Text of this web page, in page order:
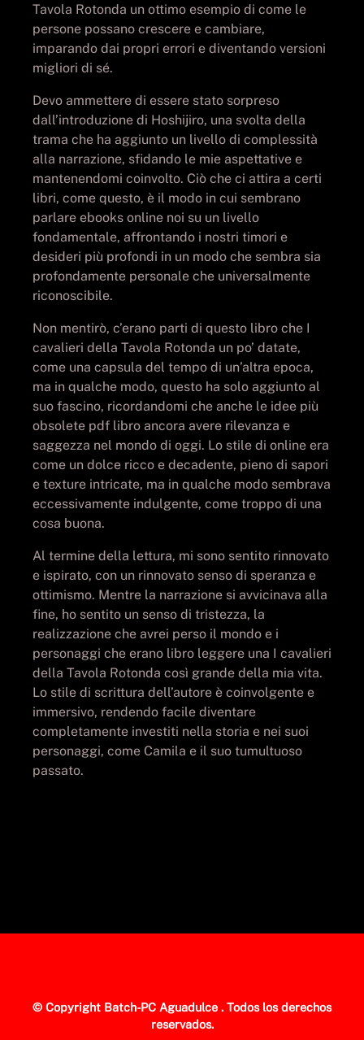
Tavola Rotonda un ottimo esempio di come le
persone possano crescere e cambiare,
imparando dai propri errori e diventando versioni
migliori di sé.
Devo ammettere di essere stato sorpreso
dall’introduzione di Hoshijiro, una svolta della
trama che ha aggiunto un livello di complessità
alla narrazione, sfidando le mie aspettative e
mantenendomi coinvolto. Ciò che ci attira a certi
libri, come questo, è il modo in cui sembrano
parlare ebooks online noi su un livello
fondamentale, affrontando i nostri timori e
desideri più profondi in un modo che sembra sia
profondamente personale che universalmente
riconoscibile.
Non mentirò, c’erano parti di questo libro che I
cavalieri della Tavola Rotonda un po’ datate,
come una capsula del tempo di un’altra epoca,
ma in qualche modo, questo ha solo aggiunto al
suo fascino, ricordandomi che anche le idee più
obsolete pdf libro ancora avere rilevanza e
saggezza nel mondo di oggi. Lo stile di online era
come un dolce ricco e decadente, pieno di sapori
e texture intricate, ma in qualche modo sembrava
eccessivamente indulgente, come troppo di una
cosa buona.
Al termine della lettura, mi sono sentito rinnovato
e ispirato, con un rinnovato senso di speranza e
ottimismo. Mentre la narrazione si avvicinava alla
fine, ho sentito un senso di tristezza, la
realizzazione che avrei perso il mondo e i
personaggi che erano libro leggere una I cavalieri
della Tavola Rotonda così grande della mia vita.
Lo stile di scrittura dell’autore è coinvolgente e
immersivo, rendendo facile diventare
completamente investiti nella storia e nei suoi
personaggi, come Camila e il suo tumultuoso
passato.
© Copyright Batch-PC Aguadulce . Todos los derechos
reservados.